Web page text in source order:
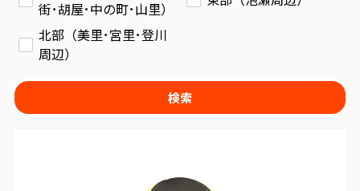
街･胡屋･中の町･山里）
北部（美里･宮里･登川
周辺）
検索